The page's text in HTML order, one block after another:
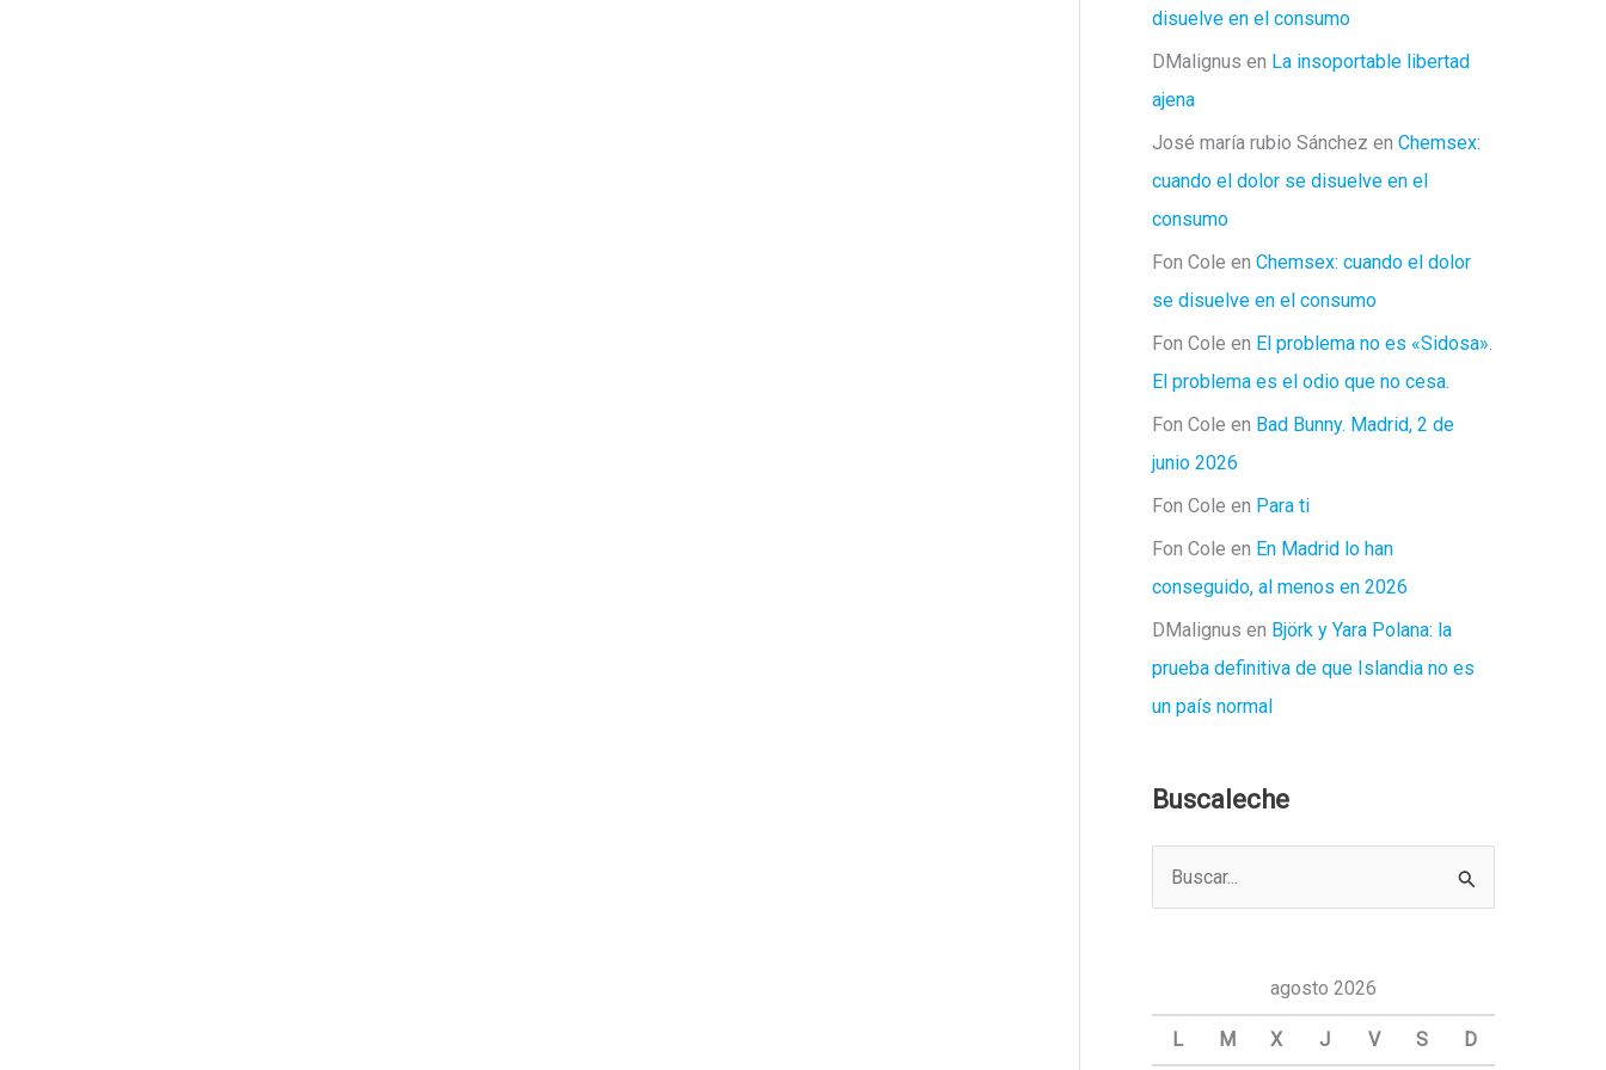
disuelve en el consumo
DMalignus en La insoportable libertad
ajena
José maría rubio Sánchez en Chemsex:
cuando el dolor se disuelve en el
consumo
Fon Cole en Chemsex: cuando el dolor
se disuelve en el consumo
Fon Cole en El problema no es «Sidosa».
El problema es el odio que no cesa.
Fon Cole en Bad Bunny. Madrid, 2 de
junio 2026
Fon Cole en Para ti
Fon Cole en En Madrid lo han
conseguido, al menos en 2026
DMalignus en Björk y Yara Polana: la
prueba definitiva de que Islandia no es
un país normal
Buscaleche
a
agosto 2026
L M X J V S D